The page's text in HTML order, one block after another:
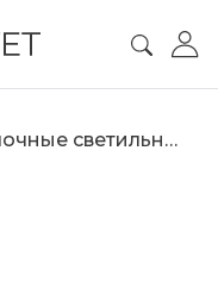
Потолочные светильники